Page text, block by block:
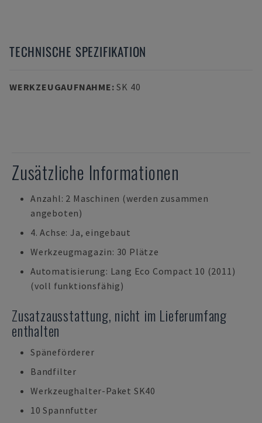
TECHNISCHE SPEZIFIKATION
WERKZEUGAUFNAHME:SK 40
Zusätzliche Informationen
Anzahl: 2 Maschinen (werden zusammen
angeboten)
4. Achse: Ja, eingebaut
Werkzeugmagazin: 30 Plätze
Automatisierung: Lang Eco Compact 10 (2011)
(voll funktionsfähig)
Zusatzausstattung, nicht im Lieferumfang
enthalten
Späneförderer
Bandfilter
Werkzeughalter-Paket SK40
10 Spannfutter